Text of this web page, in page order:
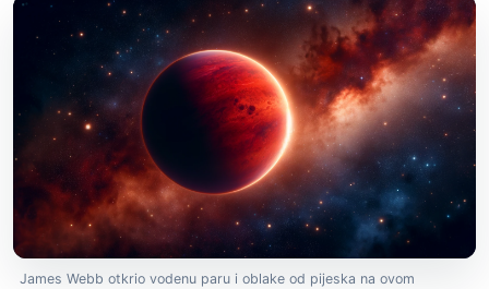
James Webb otkrio vodenu paru i oblake od pijeska na ovom